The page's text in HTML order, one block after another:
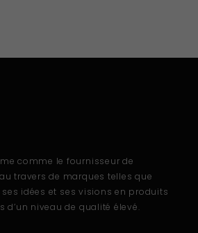
comme le fournisseur de
travers de marques telles que
idées et ses visions en produits
d’un niveau de qualité élevé.